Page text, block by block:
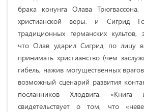
брака конунга Олава Трюгвассона,
христианской веры, и Сигрид
традиционных германских культов,
что Олав ударил Сигрид по лицу
принимать христианство (чем
гибель, нажив могущественных
возможный сценарий развития
посланников Хлодвига. «Книга
свидетельствует о том, что